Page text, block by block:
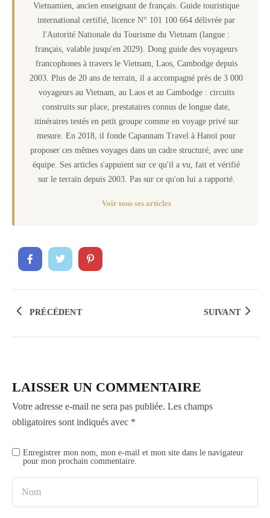
Vietnamien, ancien enseignant de français. Guide touristique
international certifié, licence N° 101 100 664 délivrée par
l'Autorité Nationale du Tourisme du Vietnam (langue :
français, valable jusqu'en 2029). Dong guide des voyageurs
francophones à travers le Vietnam, Laos, Cambodge depuis
2003. Plus de 20 ans de terrain, il a accompagné près de 3 000
voyageurs au Vietnam, au Laos et au Cambodge : circuits
construits sur place, prestataires connus de longue date,
itinéraires testés en petit groupe comme en voyage privé sur
mesure. En 2018, il fonde Capannam Travel à Hanoï pour
proposer ces mêmes voyages dans un cadre structuré, avec une
équipe. Ses articles s'appuient sur ce qu'il a vu, fait et vérifié
sur le terrain depuis 2003. Pas sur ce qu'on lui a rapporté.
Voir tous ses articles
PRÉCÉDENT SUIVANT
LAISSER UN COMMENTAIRE
Votre adresse e-mail ne sera pas publiée. Les champs
obligatoires sont indiqués avec *
Enregistrer mon nom, mon e-mail et mon site dans le navigateur
pour mon prochain commentaire.